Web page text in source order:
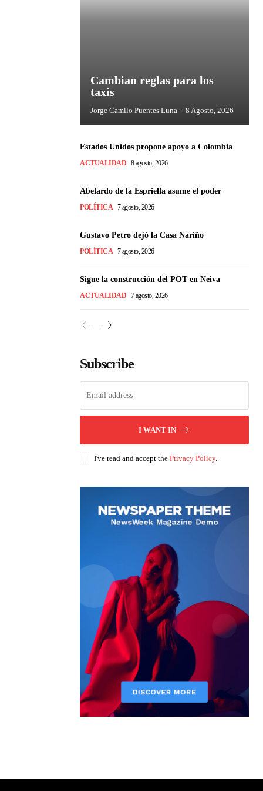
Cambian reglas para los
taxis
Jorge Camilo Puentes Luna - 8 Agosto, 2026
Estados Unidos propone apoyo a Colombia
ACTUALIDAD 8 agosto, 2026
Abelardo de la Espriella asume el poder
POLÍTICA 7 agosto, 2026
Gustavo Petro dejó la Casa Nariño
POLÍTICA 7 agosto, 2026
Sigue la construcción del POT en Neiva
ACTUALIDAD 7 agosto, 2026
Subscribe
I WANT IN
I've read and accept the Privacy Policy.